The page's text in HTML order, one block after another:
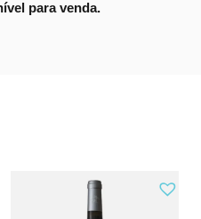
para venda.